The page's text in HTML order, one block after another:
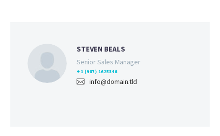
STEVEN BEALS
Senior Sales Manager
+1 (987) 1625346
info@domain.tld